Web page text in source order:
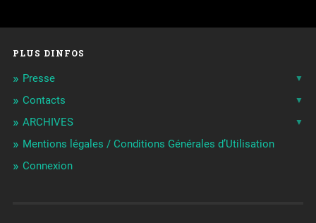
PLUS DINFOS
Presse
Contacts
ARCHIVES
Mentions légales / Conditions Générales d’Utilisation
Connexion